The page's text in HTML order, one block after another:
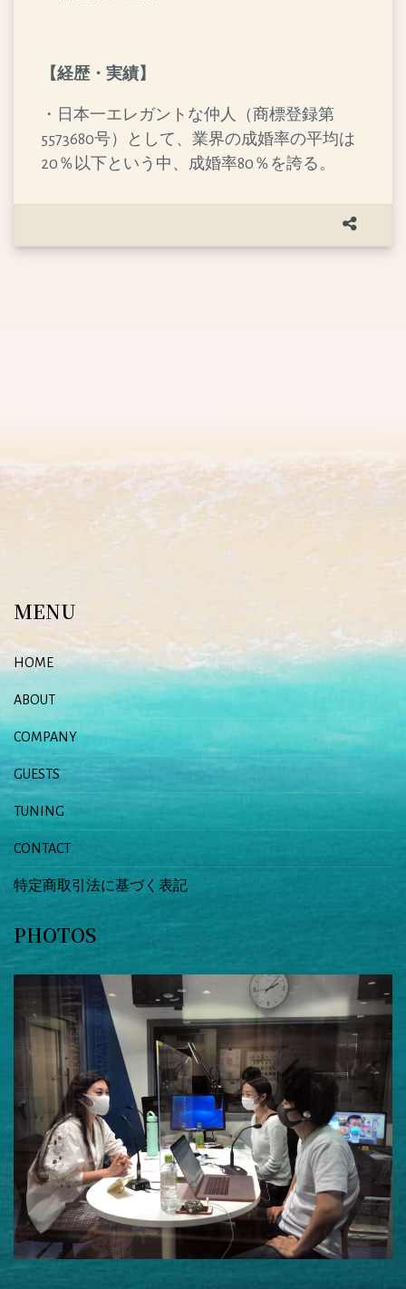
【経歴・実績】
・日本一エレガントな仲人（商標登録第
5573680号）として、業界の成婚率の平均は
20％以下という中、成婚率80％を誇る。
MENU
HOME
ABOUT
COMPANY
GUESTS
TUNING
CONTACT
特定商取引法に基づく表記
PHOTOS
Previous Next